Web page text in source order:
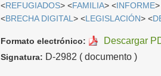
<REFUGIADOS> <FAMILIA> <INFORME
<BRECHA DIGITAL> <LEGISLACIÓN> <
Formato electrónico: Descargar
Signatura: D-2982 ( documento )